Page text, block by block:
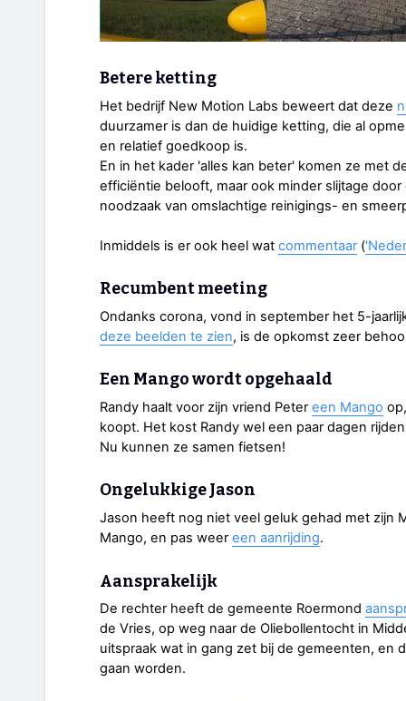
Betere ketting
Het bedrijf New Motion Labs beweert dat deze
duurzamer is dan de huidige ketting, die al
en relatief goedkoop is.
En in het kader 'alles kan beter' komen ze met
efficiëntie belooft, maar ook minder slijtage
noodzaak van omslachtige reinigings- en
Inmiddels is er ook heel wat commentaar (
Recumbent meeting
Ondanks corona, vond in september het 5-
deze beelden te zien, is de opkomst zeer
Een Mango wordt opgehaald
Randy haalt voor zijn vriend Petereen Mango
koopt. Het kost Randy wel een paar dagen
Nu kunnen ze samen fietsen!
Ongelukkige Jason
Jason heeft nog niet veel geluk gehad met zijn
Mango, en pas weereen aanrijding.
Aansprakelijk
De rechter heeft de gemeente Roermond
de Vries, op weg naar de Oliebollentocht in
uitspraak wat in gang zet bij de gemeenten, en
gaan worden.